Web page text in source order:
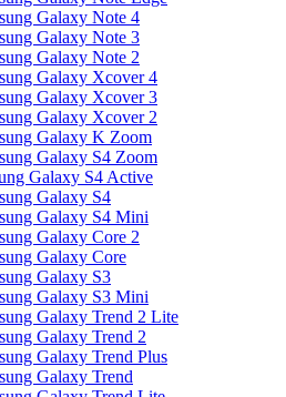
Galaxy Note 4
Galaxy Note 3
Galaxy Note 2
Galaxy Xcover 4
Galaxy Xcover 3
Galaxy Xcover 2
Galaxy K Zoom
Galaxy S4 Zoom
Galaxy S4 Active
Galaxy S4
Galaxy S4 Mini
Galaxy Core 2
Galaxy Core
Galaxy S3
Galaxy S3 Mini
Galaxy Trend 2 Lite
Galaxy Trend 2
Galaxy Trend Plus
Galaxy Trend